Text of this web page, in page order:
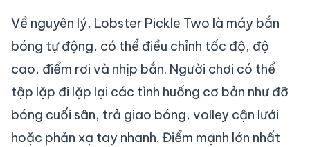
Về nguyên lý, Lobster Pickle Two là máy bắn
bóng tự động, có thể điều chỉnh tốc độ, độ
cao, điểm rơi và nhịp bắn. Người chơi có thể
tập lặp đi lặp lại các tình huống cơ bản như đỡ
bóng cuối sân, trả giao bóng, volley cận lưới
hoặc phản xạ tay nhanh. Điểm mạnh lớn nhất